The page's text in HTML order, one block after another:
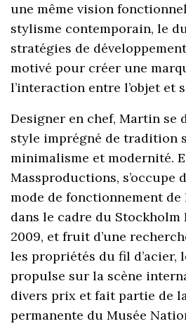
une même vision
stylisme contemporain, le
stratégies de
motivé pour créer une
l’interaction entre l’objet et
Designer en chef, Martin se
style imprégné de tradition
minimalisme et modernité.
Massproductions, s’occupe
mode de fonctionnement de
dans le cadre du Stockholm
2009, et fruit d’une
les propriétés du fil d’acier,
propulse sur la scène
divers prix et fait partie de
permanente du Musée